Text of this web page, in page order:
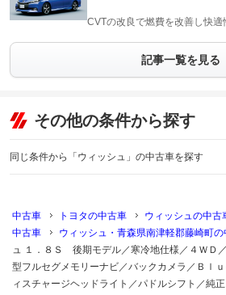
CVTの改良で燃費を改善し快適
記事一覧を見る
その他の条件から探す
同じ条件から「ウィッシュ」の中古車を探す
中古車 トヨタの中古車 ウィッシュの中古
中古車
ウィッシュ・青森県南津軽郡藤崎町の
ュ １．８Ｓ 後期モデル／寒冷地仕様／４ＷＤ
型フルセグメモリーナビ／バックカメラ／Ｂｌ
ィスチャージヘッドライト／パドルシフト／純